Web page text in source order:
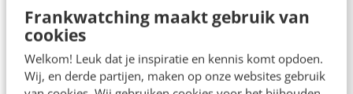
Frankwatching maakt gebruik van
cookies
Welkom! Leuk dat je inspiratie en kennis komt opdoen.
Wij, en derde partijen, maken op onze websites gebruik
Je ‘sterke merk’ overleeft geen kwartier
met een AI-agent
5 min
Offline is terug: waarom fysieke